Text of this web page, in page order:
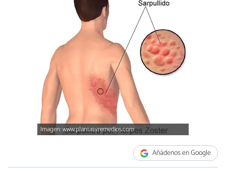
Imagen: www.plantasyremedios.com
Añádenos en Google